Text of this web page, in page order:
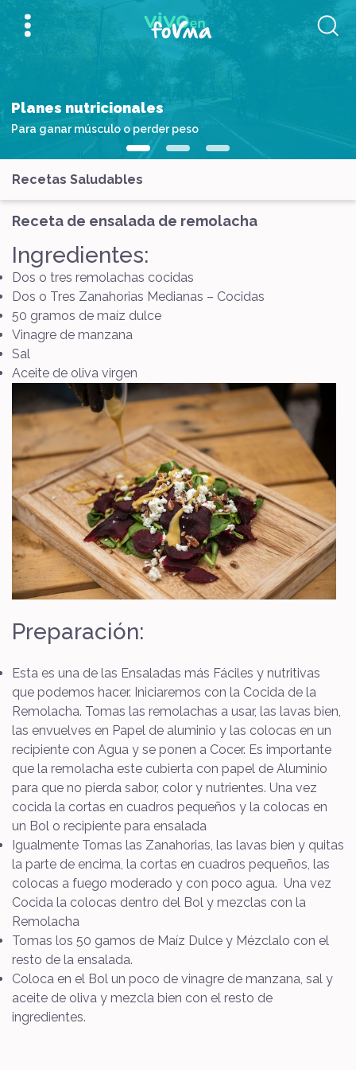
Planes nutricionales
Para ganar músculo o perder peso
Recetas Saludables
Receta de ensalada de remolacha
Ingredientes:
Dos o tres remolachas cocidas
Dos o Tres Zanahorias Medianas – Cocidas
50 gramos de maíz dulce
Vinagre de manzana
Sal
Aceite de oliva virgen
Preparación:
Esta es una de las Ensaladas más Fáciles y nutritivas
que podemos hacer. Iniciaremos con la Cocida de la
Remolacha. Tomas las remolachas a usar, las lavas bien,
las envuelves en Papel de aluminio y las colocas en un
recipiente con Agua y se ponen a Cocer. Es importante
que la remolacha este cubierta con papel de Aluminio
para que no pierda sabor, color y nutrientes. Una vez
cocida la cortas en cuadros pequeños y la colocas en
un Bol o recipiente para ensalada
Igualmente Tomas las Zanahorias, las lavas bien y quitas
la parte de encima, la cortas en cuadros pequeños, las
colocas a fuego moderado y con poco agua. Una vez
Cocida la colocas dentro del Bol y mezclas con la
Remolacha
Tomas los 50 gamos de Maíz Dulce y Mézclalo con el
resto de la ensalada.
Coloca en el Bol un poco de vinagre de manzana, sal y
aceite de oliva y mezcla bien con el resto de
ingredientes.